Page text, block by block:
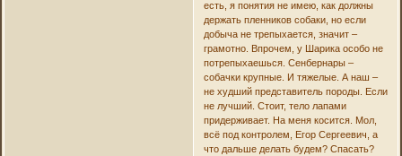
есть, я понятия не имею, как должны
держать пленников собаки, но если
добыча не трепыхается, значит –
грамотно. Впрочем, у Шарика особо не
потрепыхаешься. Сенбернары –
собачки крупные. И тяжелые. А наш –
не худший представитель породы. Если
не лучший. Стоит, тело лапами
придерживает. На меня косится. Мол,
всё под контролем, Егор Сергеевич, а
что дальше делать будем? Спасать?